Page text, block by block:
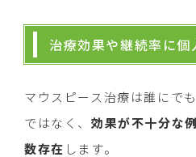
治療効果や継続率に個
マウスピース治療は誰にで
ではなく、 効果が不十分な
数存在 します。